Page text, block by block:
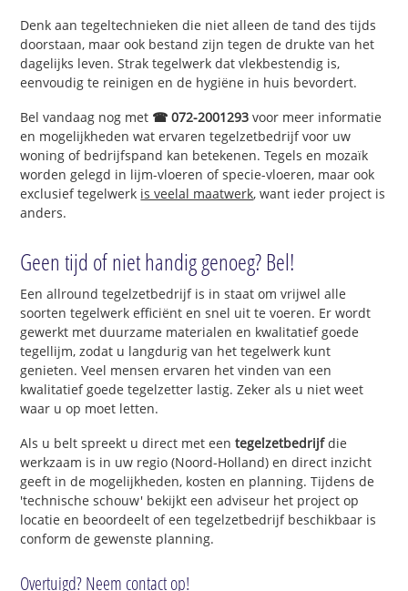
Denk aan tegeltechnieken die niet alleen de tand des tijds
doorstaan, maar ook bestand zijn tegen de drukte van het
dagelijks leven. Strak tegelwerk dat vlekbestendig is,
eenvoudig te reinigen en de hygiëne in huis bevordert.
Bel vandaag nog met ☎ 072-2001293 voor meer informatie
en mogelijkheden wat ervaren tegelzetbedrijf voor uw
woning of bedrijfspand kan betekenen. Tegels en mozaïk
worden gelegd in lijm-vloeren of specie-vloeren, maar ook
exclusief tegelwerk is veelal maatwerk, want ieder project is
anders.
Geen tijd of niet handig genoeg? Bel!
Een allround tegelzetbedrijf is in staat om vrijwel alle
soorten tegelwerk efficiënt en snel uit te voeren. Er wordt
gewerkt met duurzame materialen en kwalitatief goede
tegellijm, zodat u langdurig van het tegelwerk kunt
genieten. Veel mensen ervaren het vinden van een
kwalitatief goede tegelzetter lastig. Zeker als u niet weet
waar u op moet letten.
Als u belt spreekt u direct met eentegelzetbedrijfdie
werkzaam is in uw regio (Noord-Holland) en direct inzicht
geeft in de mogelijkheden, kosten en planning. Tijdens de
'technische schouw' bekijkt een adviseur het project op
locatie en beoordeelt of een tegelzetbedrijf beschikbaar is
conform de gewenste planning.
Overtuigd? Neem contact op!